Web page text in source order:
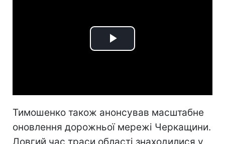
Play
Тимошенко також анонсував масштабне
оновлення дорожньої мережі Черкащини.
Довгий час траси області знаходилися у